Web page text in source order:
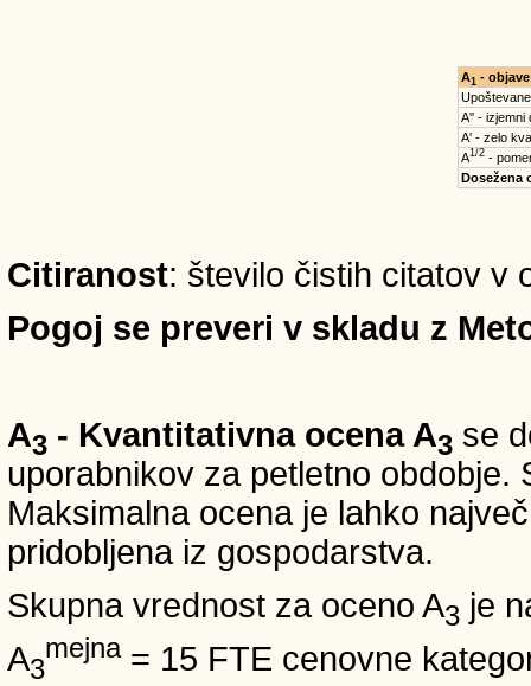
A1 - objave
A'' - izjemni
A' - zelo
A1/2-
Dosežena
Citiranost: število čistih citatov v
Pogoj se preveri v skladu z
A3 - Kvantitativna ocena A3 se
uporabnikov za petletno obdobje.
Maksimalna ocena je lahko
pridobljena iz gospodarstva.
Skupna vrednost za oceno A3 je
A3
mejna= 15 FTE cenovne